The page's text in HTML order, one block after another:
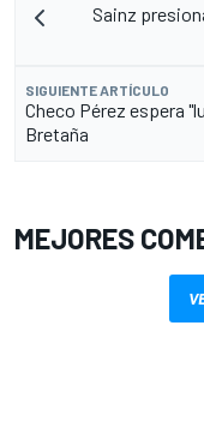
Sainz
SIGUIENTE ARTÍCULO
Checo Pérez espera
Bretaña
MEJORES